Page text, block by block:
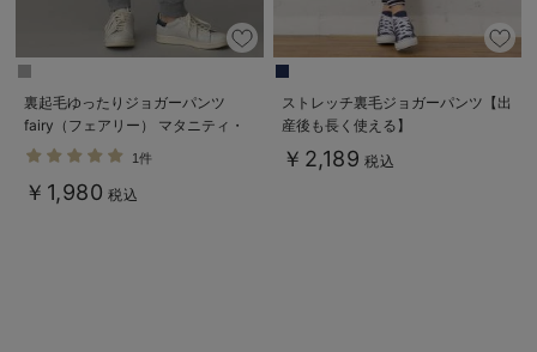
裏起毛ゆったりジョガーパンツ
fairy（フェアリー） マタニティ・
産後 【出産後も長く使える】
1件
￥1,980 税込
ストレッチ裏毛ジョガーパンツ【出
産後も長く使える】
￥2,189 税込